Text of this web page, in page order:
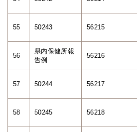
55 50243 56215
56
県内保健所報
告例
56216
57 50244 56217
58 50245 56218